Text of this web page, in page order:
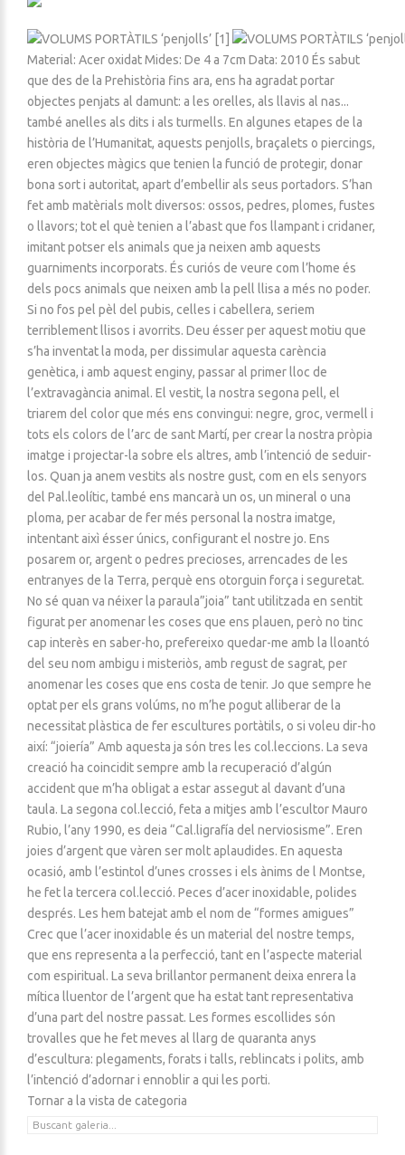
Material: Acer oxidat Mides: De 4 a 7cm Data: 2010 És sabut
que des de la Prehistòria fins ara, ens ha agradat portar
objectes penjats al damunt: a les orelles, als llavis al nas...
també anelles als dits i als turmells. En algunes etapes de la
història de l’Humanitat, aquests penjolls, braçalets o piercings,
eren objectes màgics que tenien la funció de protegir, donar
bona sort i autoritat, apart d’embellir als seus portadors. S’han
fet amb matèrials molt diversos: ossos, pedres, plomes, fustes
o llavors; tot el què tenien a l’abast que fos llampant i cridaner,
imitant potser els animals que ja neixen amb aquests
guarniments incorporats. És curiós de veure com l’home és
dels pocs animals que neixen amb la pell llisa a més no poder.
Si no fos pel pèl del pubis, celles i cabellera, seriem
terriblement llisos i avorrits. Deu ésser per aquest motiu que
s’ha inventat la moda, per dissimular aquesta carència
genètica, i amb aquest enginy, passar al primer lloc de
l’extravagància animal. El vestit, la nostra segona pell, el
triarem del color que més ens convingui: negre, groc, vermell i
tots els colors de l’arc de sant Martí, per crear la nostra pròpia
imatge i projectar-la sobre els altres, amb l’intenció de seduir-
los. Quan ja anem vestits als nostre gust, com en els senyors
del Pal.leolític, també ens mancarà un os, un mineral o una
ploma, per acabar de fer més personal la nostra imatge,
intentant aixì ésser únics, configurant el nostre jo. Ens
posarem or, argent o pedres precioses, arrencades de les
entranyes de la Terra, perquè ens otorguin força i seguretat.
No sé quan va néixer la paraula”joia” tant utilitzada en sentit
figurat per anomenar les coses que ens plauen, però no tinc
cap interès en saber-ho, prefereixo quedar-me amb la lloantó
del seu nom ambigu i misteriòs, amb regust de sagrat, per
anomenar les coses que ens costa de tenir. Jo que sempre he
optat per els grans volúms, no m’he pogut alliberar de la
necessitat plàstica de fer escultures portàtils, o si voleu dir-ho
així: “joiería” Amb aquesta ja són tres les col.leccions. La seva
creació ha coincidit sempre amb la recuperació d’algún
accident que m’ha obligat a estar assegut al davant d’una
taula. La segona col.lecció, feta a mitjes amb l’escultor Mauro
Rubio, l’any 1990, es deia “Cal.ligrafía del nerviosisme”. Eren
joies d’argent que vàren ser molt aplaudides. En aquesta
ocasió, amb l’estintol d’unes crosses i els ànims de l Montse,
he fet la tercera col.lecció. Peces d’acer inoxidable, polides
després. Les hem batejat amb el nom de “formes amigues”
Crec que l’acer inoxidable és un material del nostre temps,
que ens representa a la perfecció, tant en l’aspecte material
com espiritual. La seva brillantor permanent deixa enrera la
mítica lluentor de l’argent que ha estat tant representativa
d’una part del nostre passat. Les formes escollides són
trovalles que he fet meves al llarg de quaranta anys
d’escultura: plegaments, forats i talls, reblincats i polits, amb
l’intenció d’adornar i ennoblir a qui les porti.
Tornar a la vista de categoria